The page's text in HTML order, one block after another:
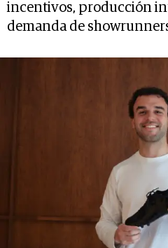
incentivos, producción
demanda de